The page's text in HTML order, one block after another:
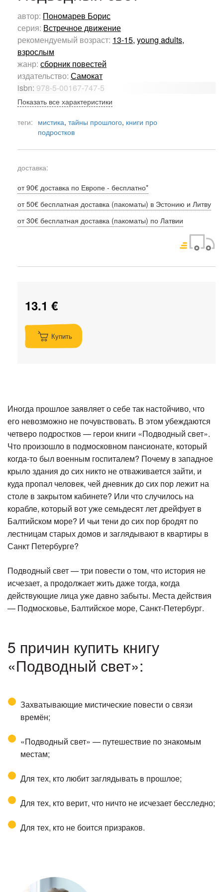
автор: Пономарев Борис
серия: Встречное движение
рекомендуемый возраст: 13-15, young adults,
взрослым
жанр: сборник повестей
издательство: Самокат
isbn: 978-5-00167-747-5
Показать все характеристики
теги: мистика, тайны прошлого, книги про
подростков
доставка:
от 90€ доставка по Европе - бесплатно*
от 50€ бесплатная доставка (пакоматы) в Эстонию и Литву
от 30€ бесплатная доставка (пакоматы) по Латвии
13.1 €
Купить
Иногда прошлое заявляет о себе так настойчиво, что
его невозможно не почувствовать. В этом убеждаются
четверо подростков — герои книги «Подводный свет».
Что произошло в подмосковном пансионате, который
когда-то был военным госпиталем? Почему в западное
крыло здания до сих никто не отваживается зайти, и
куда пропал человек, чей дневник до сих пор лежит на
столе в закрытом кабинете? Или что случилось на
корабле, который вот уже семьдесят лет дрейфует в
Балтийском море? И чьи тени до сих пор бродят по
лестницам старых домов и заглядывают в квартиры в
Санкт Петербурге?
Подводный свет — три повести о том, что история не
исчезает, а продолжает жить даже тогда, когда
действующие лица уже давно забыты. Места действия
— Подмосковье, Балтийское море, Санкт-Петербург.
5 причин купить книгу
«Подводный свет»:
Захватывающие мистические повести о связи
времён;
«Подводный свет» — путешествие по знакомым
местам;
Для тех, кто любит заглядывать в прошлое;
Для тех, кто верит, что ничто не исчезает бесследно;
Для тех, кто не боится призраков.